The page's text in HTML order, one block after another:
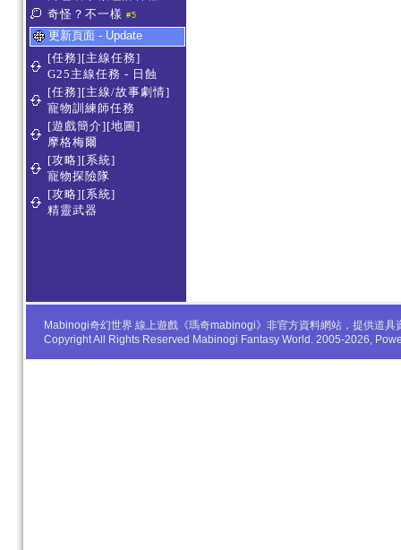
奇怪？不一樣 #5
更新頁面 - Update
[任務][主線任務]
G25主線任務 - 日蝕
[任務][主線/故事劇情]
寵物訓練師任務
[遊戲簡介][地圖]
摩格梅爾
[攻略][系統]
寵物探險隊
[攻略][系統]
精靈武器
Mabinogi奇幻世界 線上遊戲《瑪奇mabinogi》非官方資料網站，提供道
Copyright All Rights Reserved Mabinogi Fantasy World. 2005-2026,